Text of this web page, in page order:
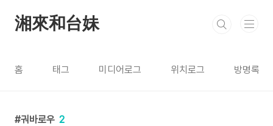
湘來和台妹
홈 태그 미디어로그 위치로그 방명록
궈바로우 2